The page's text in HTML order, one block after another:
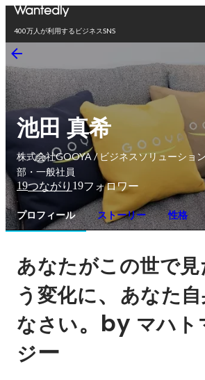
400万人が利用するビジネスSNS
池田 真希
株式会社GOOYA / ビジネスソリューショ
部・一般社員
19つながり 19フォロワー
プロフィール ストーリー 性格
あなたがこの世で
う変化に、 あなた
なさい。by マハト
ジー